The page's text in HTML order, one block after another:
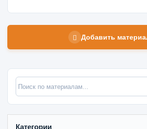
Добавить
Категории